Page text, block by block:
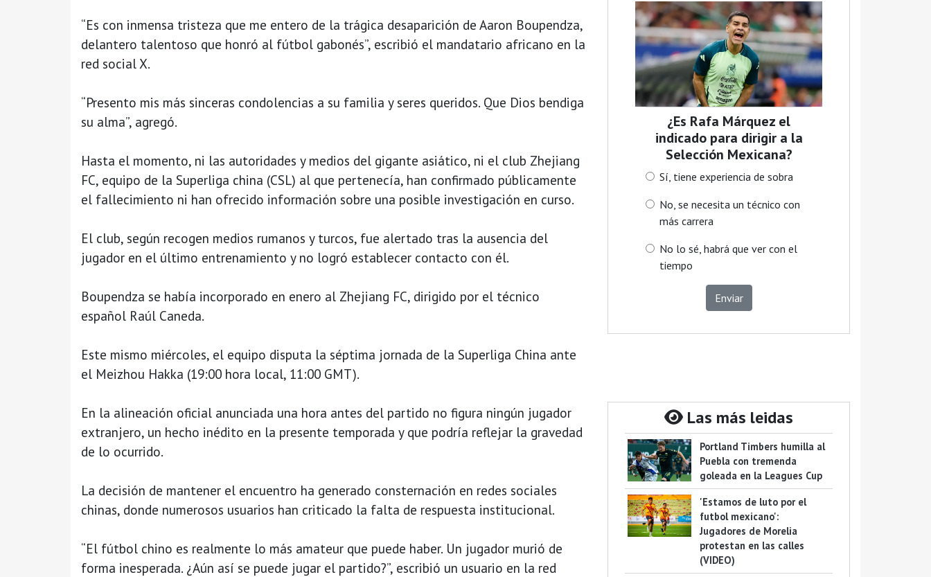
“Es con inmensa tristeza que me entero de la trágica desaparición de Aaron Boupendza,
delantero talentoso que honró al fútbol gabonés”, escribió el mandatario africano en la
red social X.
“Presento mis más sinceras condolencias a su familia y seres queridos. Que Dios bendiga
su alma”, agregó.
Hasta el momento, ni las autoridades y medios del gigante asiático, ni el club Zhejiang
FC, equipo de la Superliga china (CSL) al que pertenecía, han confirmado públicamente
el fallecimiento ni han ofrecido información sobre una posible investigación en curso.
El club, según recogen medios rumanos y turcos, fue alertado tras la ausencia del
jugador en el último entrenamiento y no logró establecer contacto con él.
Boupendza se había incorporado en enero al Zhejiang FC, dirigido por el técnico
español Raúl Caneda.
Este mismo miércoles, el equipo disputa la séptima jornada de la Superliga China ante
el Meizhou Hakka (19:00 hora local, 11:00 GMT).
En la alineación oficial anunciada una hora antes del partido no figura ningún jugador
extranjero, un hecho inédito en la presente temporada y que podría reflejar la gravedad
de lo ocurrido.
La decisión de mantener el encuentro ha generado consternación en redes sociales
chinas, donde numerosos usuarios han criticado la falta de respuesta institucional.
“El fútbol chino es realmente lo más amateur que puede haber. Un jugador murió de
forma inesperada. ¿Aún así se puede jugar el partido?”, escribió un usuario en la red
¿Es Rafa Márquez el
indicado para dirigir a la
Selección Mexicana?
Sí, tiene experiencia de sobra
No, se necesita un técnico con
más carrera
No lo sé, habrá que ver con el
tiempo
Enviar
Las más leidas
Portland Timbers humilla al
Puebla con tremenda
goleada en la Leagues Cup
'Estamos de luto por el
futbol mexicano':
Jugadores de Morelia
protestan en las calles
(VIDEO)